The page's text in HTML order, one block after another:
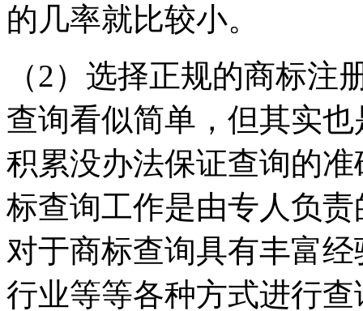
的几率就比较小。
（2）选择正规的商标
查询看似简单，但其实
积累没办法保证查询的
标查询工作是由专人负
对于商标查询具有丰富
行业等等各种方式进行